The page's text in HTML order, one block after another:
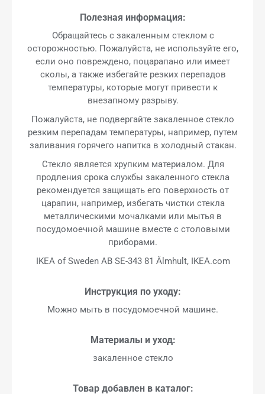
Полезная информация:
Обращайтесь с закаленным стеклом с
осторожностью. Пожалуйста, не используйте его,
если оно повреждено, поцарапано или имеет
сколы, а также избегайте резких перепадов
температуры, которые могут привести к
внезапному разрыву.
Пожалуйста, не подвергайте закаленное стекло
резким перепадам температуры, например, путем
заливания горячего напитка в холодный стакан.
Стекло является хрупким материалом. Для
продления срока службы закаленного стекла
рекомендуется защищать его поверхность от
царапин, например, избегать чистки стекла
металлическими мочалками или мытья в
посудомоечной машине вместе с столовыми
приборами.
IKEA of Sweden AB SE-343 81 Älmhult, IKEA.com
Инструкция по уходу:
Можно мыть в посудомоечной машине.
Материалы и уход:
закаленное стекло
Товар добавлен в каталог: